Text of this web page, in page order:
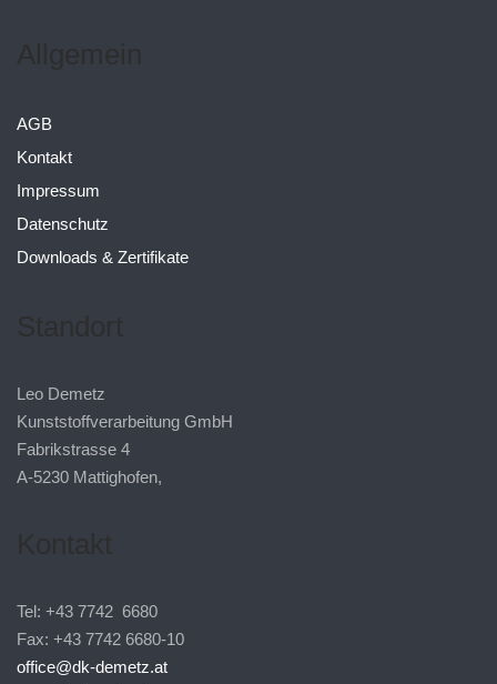
AGB
Kontakt
Impressum
Datenschutz
Downloads & Zertifikate
Leo Demetz
Kunststoffverarbeitung GmbH
Fabrikstrasse 4
A-5230 Mattighofen,
Tel: +43 7742 6680
Fax: +43 7742 6680-10
office@dk-demetz.at